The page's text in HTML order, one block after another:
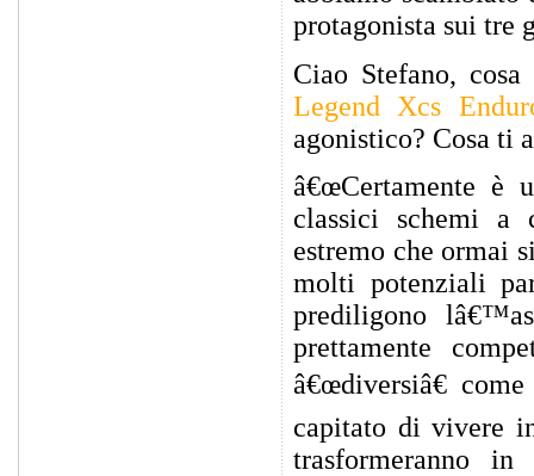
protagonista sui tre
Ciao Stefano,
Legend Xcs
agonistico? Cosa ti
â€œCertamente è
classici schemi a
estremo che ormai
molti potenziali
prediligono
prettamente
â€œdiversiâ€
capitato di vivere
trasformeranno